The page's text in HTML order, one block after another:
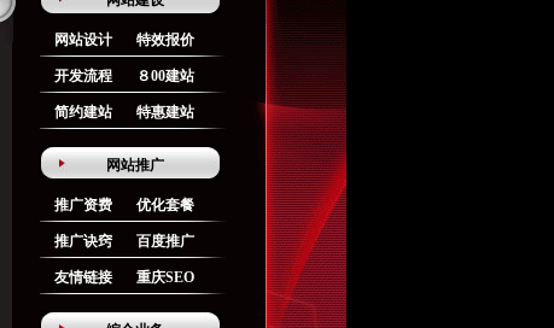
网站设计 特效报价
开发流程 ８00建站
简约建站 特惠建站
网站推广
推广资费 优化套餐
推广诀窍 百度推广
友情链接 重庆SEO